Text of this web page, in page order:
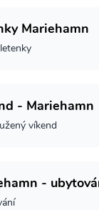
Mariehamn
- Mariehamn
víkend
-